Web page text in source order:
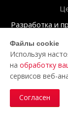
Разработка и
©
Файлы cookie
Используя
на обработку
сервисов веб-
Согласен